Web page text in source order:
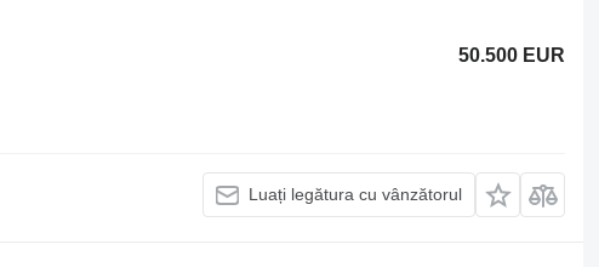
50.500 EUR
Luați legătura cu vânzătorul